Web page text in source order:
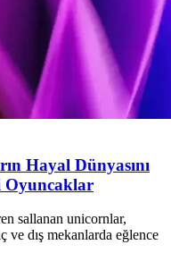
Hayal Dünyasını
Oyuncaklar
sallanan unicornlar,
ve dış mekanlarda eğlence